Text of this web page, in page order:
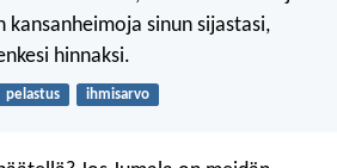
kansanheimoja sinun sijastasi,
hinnaksi.
pelastus ihmisarvo